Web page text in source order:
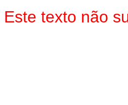
Este texto não